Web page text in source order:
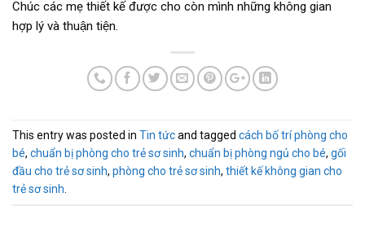
Chúc các mẹ thiết kế được cho còn mình những không gian
hợp lý và thuận tiện.
This entry was posted in Tin tứcand tagged cách bố trí phòng cho
bé, chuẩn bị phòng cho trẻ sơ sinh, chuẩn bị phòng ngủ cho bé, gối
đầu cho trẻ sơ sinh, phòng cho trẻ sơ sinh, thiết kế không gian cho
trẻ sơ sinh